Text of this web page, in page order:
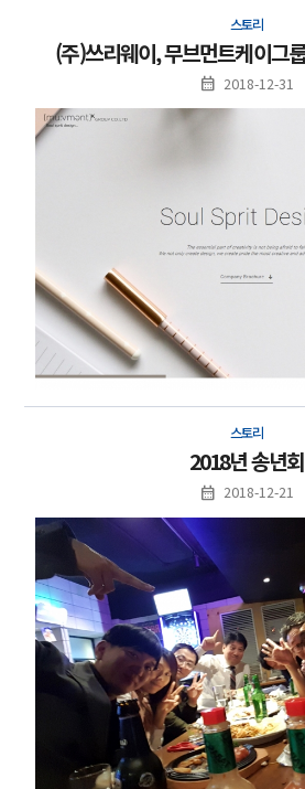
스토리
(주)쓰리웨이, 무브먼트케이그
2018-12-31
스토리
2018년 송년회
2018-12-21